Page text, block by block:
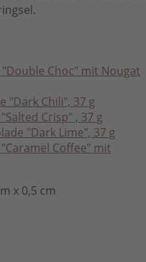
Choc" mit Nougat
"Dark Chili", 37 g
Crisp" , 37 g
"Dark Lime", 37 g
Coffee" mit
x 0,5 cm